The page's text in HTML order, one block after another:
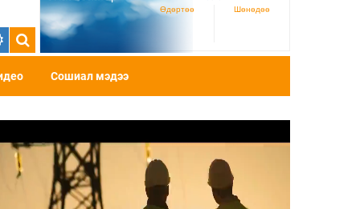
Өдөртөө Шөнөдөө
Сошиал мэдээ